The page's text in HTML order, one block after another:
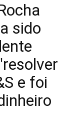
sido
e foi